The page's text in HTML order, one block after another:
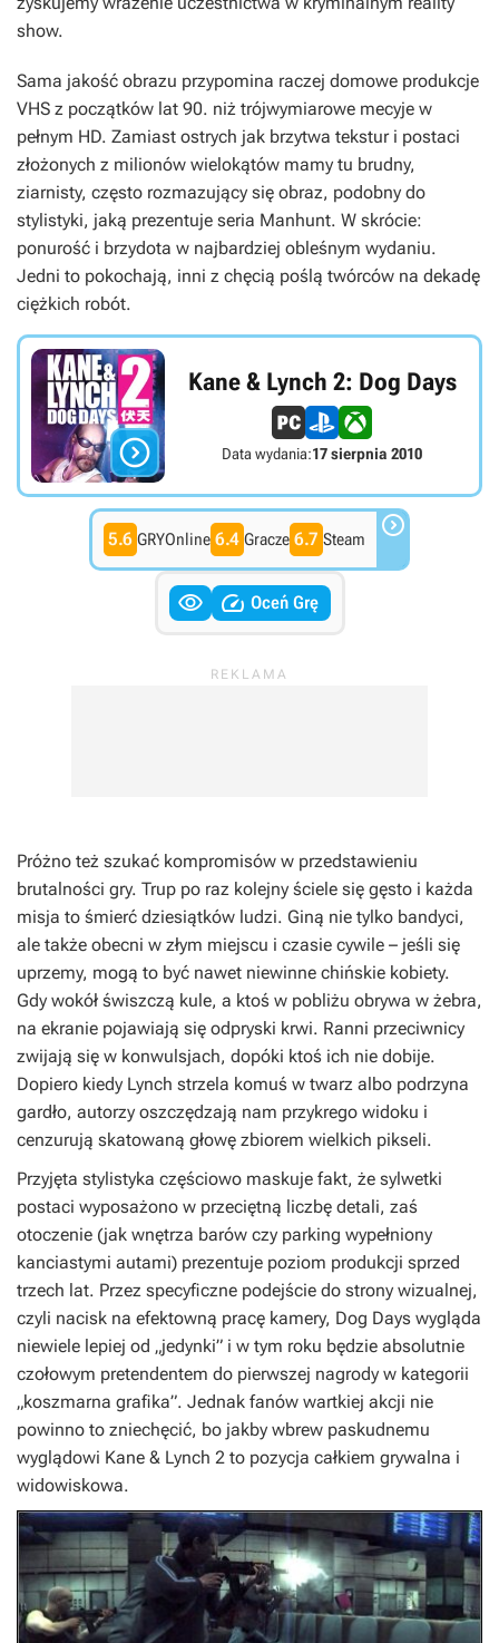
show.
Sama jakość obrazu przypomina raczej domowe produkcje
VHS z początków lat 90. niż trójwymiarowe mecyje w
pełnym HD. Zamiast ostrych jak brzytwa tekstur i postaci
złożonych z milionów wielokątów mamy tu brudny,
ziarnisty, często rozmazujący się obraz, podobny do
stylistyki, jaką prezentuje seria Manhunt. W skrócie:
ponurość i brzydota w najbardziej obleśnym wydaniu.
Jedni to pokochają, inni z chęcią poślą twórców na dekadę
ciężkich robót.

Kane & Lynch 2: Dog Days
Data wydania:17 sierpnia 2010
5.6 GRYOnline 6.4 Gracze 6.7 Steam 
  Oceń Grę
Próżno też szukać kompromisów w przedstawieniu
brutalności gry. Trup po raz kolejny ściele się gęsto i każda
misja to śmierć dziesiątków ludzi. Giną nie tylko bandyci,
ale także obecni w złym miejscu i czasie cywile – jeśli się
uprzemy, mogą to być nawet niewinne chińskie kobiety.
Gdy wokół świszczą kule, a ktoś w pobliżu obrywa w żebra,
na ekranie pojawiają się odpryski krwi. Ranni przeciwnicy
zwijają się w konwulsjach, dopóki ktoś ich nie dobije.
Dopiero kiedy Lynch strzela komuś w twarz albo podrzyna
gardło, autorzy oszczędzają nam przykrego widoku i
cenzurują skatowaną głowę zbiorem wielkich pikseli.
Przyjęta stylistyka częściowo maskuje fakt, że sylwetki
postaci wyposażono w przeciętną liczbę detali, zaś
otoczenie (jak wnętrza barów czy parking wypełniony
kanciastymi autami) prezentuje poziom produkcji sprzed
trzech lat. Przez specyficzne podejście do strony wizualnej,
czyli nacisk na efektowną pracę kamery, Dog Days wygląda
niewiele lepiej od „jedynki” i w tym roku będzie absolutnie
czołowym pretendentem do pierwszej nagrody w kategorii
„koszmarna grafika”. Jednak fanów wartkiej akcji nie
powinno to zniechęcić, bo jakby wbrew paskudnemu
wyglądowi Kane & Lynch 2 to pozycja całkiem grywalna i
widowiskowa.